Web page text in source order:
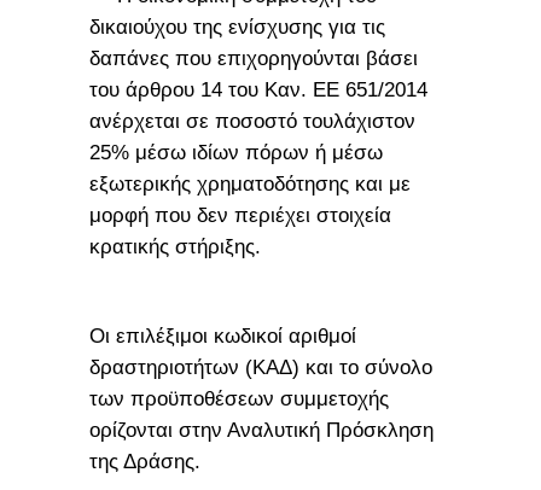
δικαιούχου της ενίσχυσης για τις
δαπάνες που επιχορηγούνται βάσει
του άρθρου 14 του Καν. ΕΕ 651/2014
ανέρχεται σε ποσοστό τουλάχιστον
25% μέσω ιδίων πόρων ή μέσω
εξωτερικής χρηματοδότησης και με
μορφή που δεν περιέχει στοιχεία
κρατικής στήριξης.
Οι επιλέξιμοι κωδικοί αριθμοί
δραστηριοτήτων (ΚΑΔ) και το σύνολο
των προϋποθέσεων συμμετοχής
ορίζονται στην Αναλυτική Πρόσκληση
της Δράσης.​